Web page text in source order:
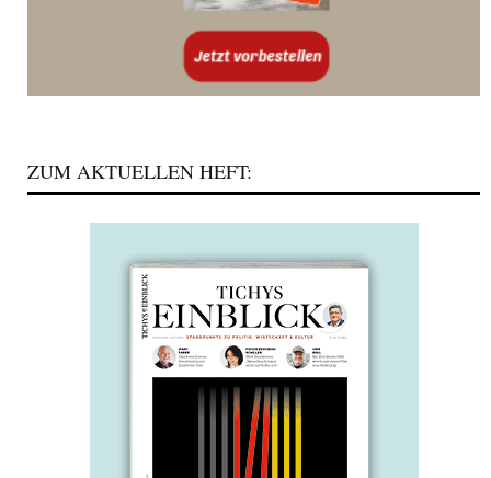
ZUM AKTUELLEN HEFT: